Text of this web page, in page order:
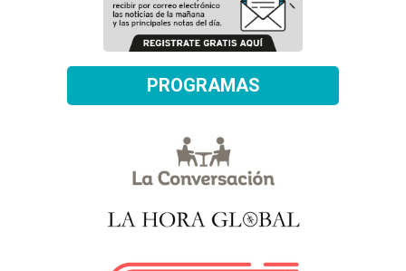
PROGRAMAS